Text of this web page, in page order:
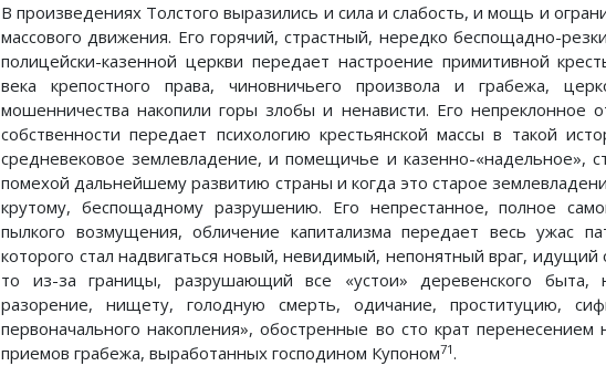
В произведениях Толстого выразились и сила и слабость, и мощь и
массового движения. Его горячий, страстный, нередко беспощадно-
полицейски-казенной церкви передает настроение примитивной
века крепостного права, чиновничьего произвола и грабежа,
мошенничества накопили горы злобы и ненависти. Его непреклонное
собственности передает психологию крестьянской массы в такой
средневековое землевладение, и помещичье и казенно-«надельное»,
помехой дальнейшему развитию страны и когда это старое
крутому, беспощадному разрушению. Его непрестанное, полное
пылкого возмущения, обличение капитализма передает весь ужас
которого стал надвигаться новый, невидимый, непонятный враг, идущий
то из-за границы, разрушающий все «устои» деревенского
разорение, нищету, голодную смерть, одичание, проституцию,
первоначального накопления», обостренные во сто крат
приемов грабежа, выработанных господином Купоном71.